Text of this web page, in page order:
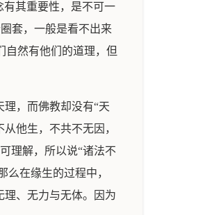
有其重要性，是不可一
套，一般是看不出来
自然有他们的道理，但
，而佛教却没有“天
他生，不共不无因，
理解，所以说“诸法不
么在缘生的过程中，
理、无力与无体。因为